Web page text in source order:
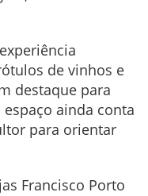
de vinhos e
destaque para
ainda conta
para orientar
Francisco Porto